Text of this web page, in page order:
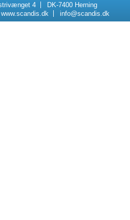
4
DK-7400 Herning
www.scandis.dk info@scandis.dk